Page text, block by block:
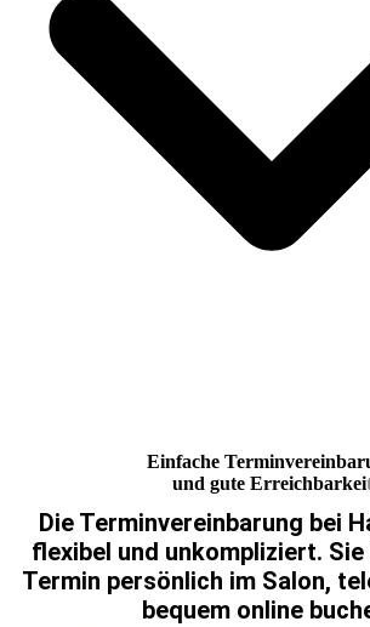
Einfache
und gute Erreichbarkei
Die Terminvereinbarung bei
flexibel und unkompliziert. Sie
Termin persönlich im Salon,
bequem online